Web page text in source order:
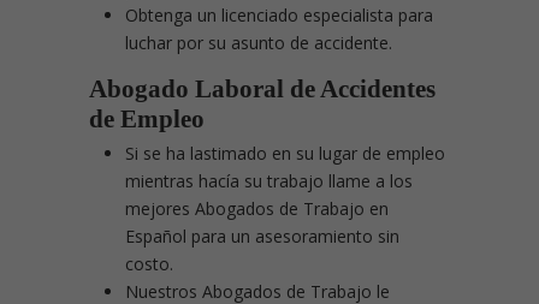
Obtenga un licenciado especialista para
luchar por su asunto de accidente.
Abogado Laboral de Accidentes
de Empleo
Si se ha lastimado en su lugar de empleo
mientras hacía su trabajo llame a los
mejores Abogados de Trabajo en
Español para un asesoramiento sin
costo.
Nuestros Abogados de Trabajo le